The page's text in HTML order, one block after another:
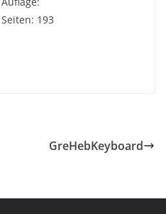
Seiten: 193
GreHebKeyboard